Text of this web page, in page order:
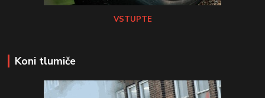
VSTUPTE
Koni tlumiče